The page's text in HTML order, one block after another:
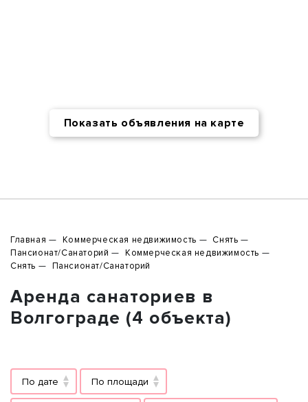
Показать объявления на карте
Главная Коммерческая недвижимость
Снять
Пансионат/Санаторий
Коммерческая недвижимость
Снять
Пансионат/Санаторий
Аренда санаториев в
Волгограде (4 объекта)
По дате По площади